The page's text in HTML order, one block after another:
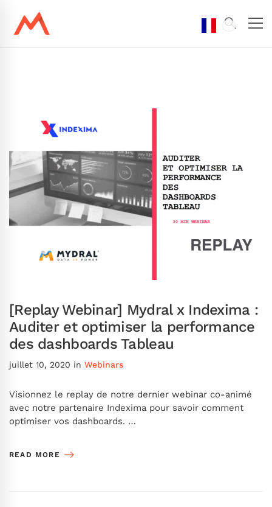
[Replay Webinar] Mydral x Indexima :
Auditer et optimiser la performance
des dashboards Tableau
juillet 10, 2020 in Webinars
Visionnez le replay de notre dernier webinar co-animé
avec notre partenaire Indexima pour savoir comment
optimiser vos dashboards. …
READ MORE